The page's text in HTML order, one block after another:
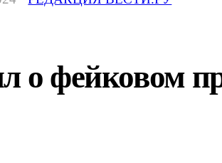
о фейковом